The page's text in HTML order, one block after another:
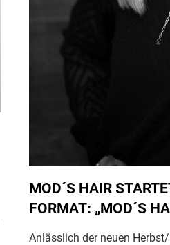
MOD´S HAIR
FORMAT: „MOD´S
Anlässlich der neuen